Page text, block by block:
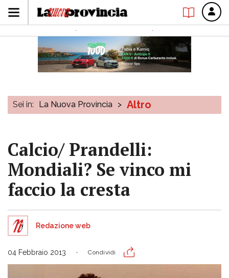
Sei in: La Nuova Provincia > Altro
Calcio/ Prandelli:
Mondiali? Se vinco mi
faccio la cresta
Redazione web
04 Febbraio 2013 Condividi